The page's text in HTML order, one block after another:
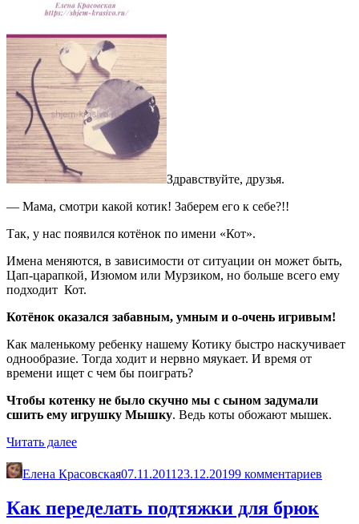
Здравствуйте, друзья.
— Мама, смотри какой котик! Заберем его к себе?!!
Так, у нас появился котёнок по имени «Кот».
Имена меняются, в зависимости от ситуации он может быть,
Цап-царапкой, Изюмом или Мурзиком, но больше всего ему
подходит Кот.
Котёнок оказался забавным, умным и о-очень игривым!
Как маленькому ребенку нашему Котику быстро наскучивает
однообразие. Тогда ходит и нервно мяукает. И время от
времени ищет с чем бы поиграть?
Чтобы котенку не было скучно мы с сыном задумали
сшить ему игрушку Мышку. Ведь коты обожают мышек.
Читать далее«Игрушка
своими
руками.
просто»
Елена Красовская07.11.2011 23.12.20199 комментариев
Как переделать подтяжки для брюк